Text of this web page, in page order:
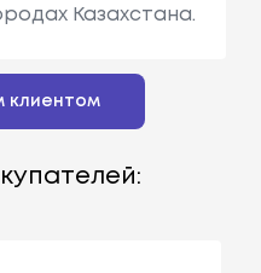
Казахстана.
клиентом